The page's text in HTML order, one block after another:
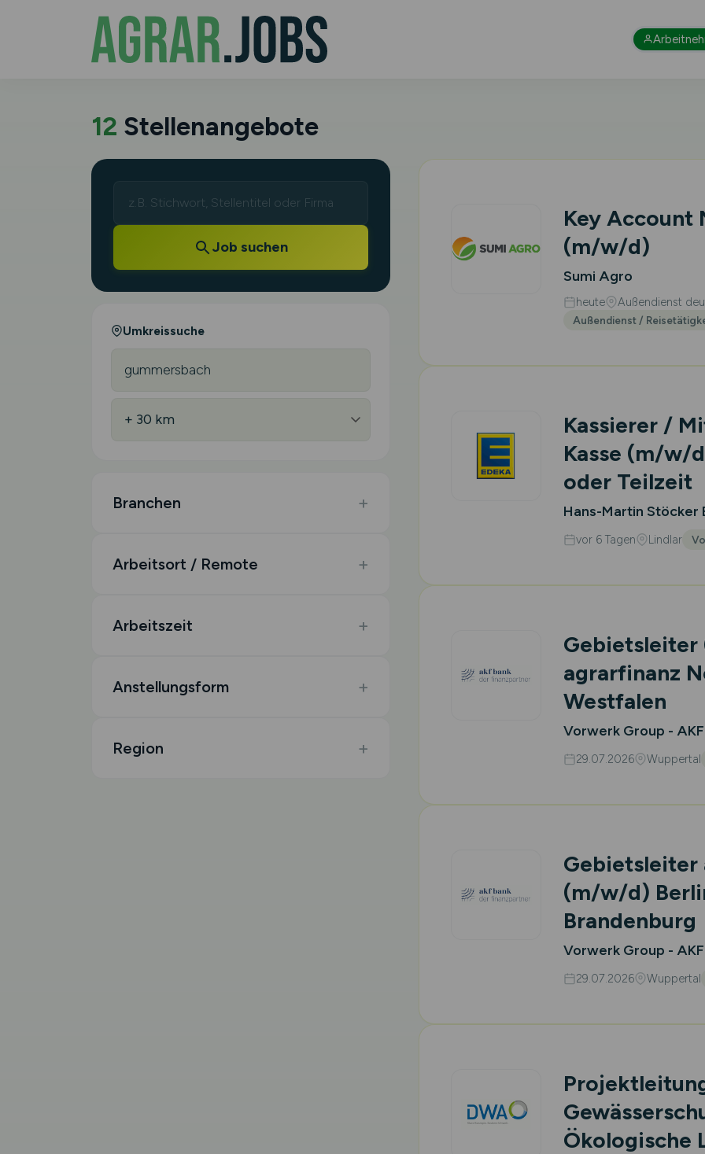
12 Stellenangebote
Job suchen
Umkreissuche
Branchen
Arbeitsort / Remote
Arbeitszeit
Anstellungsform
Region
Key Account
(m/w/d)
Sumi Agro
heute Außendienst
Außendienst /
Kassierer /
Kasse (m/w/
oder Teilzeit
Hans-Martin Stöcker
vor 6 Tagen Lindlar
Gebietsleiter
agrarfinanz
Westfalen
Vorwerk Group -
29.07.2026 Wuppertal
Gebietsleiter
(m/w/d)
Brandenburg
Vorwerk Group -
29.07.2026 Wuppertal
Ökologische